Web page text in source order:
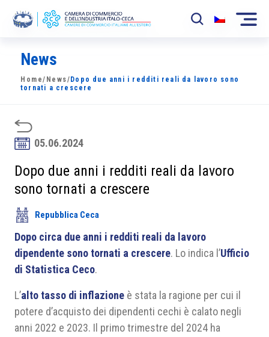
La Camera
News
Sviluppo Mercato
Soci
Partner
Progetti
Area riservata
News
Home/ News/ Dopo due anni i redditi reali da lavoro sono
tornati a crescere
05.06.2024
Dopo due anni i redditi reali da lavoro
sono tornati a crescere
Repubblica Ceca
Dopo circa due anni i redditi reali da lavoro
dipendente sono tornati a crescere. Lo indica l’Ufficio
di Statistica Ceco.
L’alto tasso di inflazione è stata la ragione per cui il
potere d’acquisto dei dipendenti cechi è calato negli
anni 2022 e 2023. Il primo trimestre del 2024 ha